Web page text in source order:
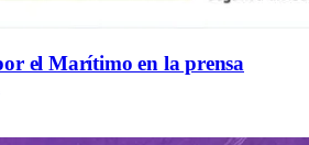
el Marítimo en la prensa